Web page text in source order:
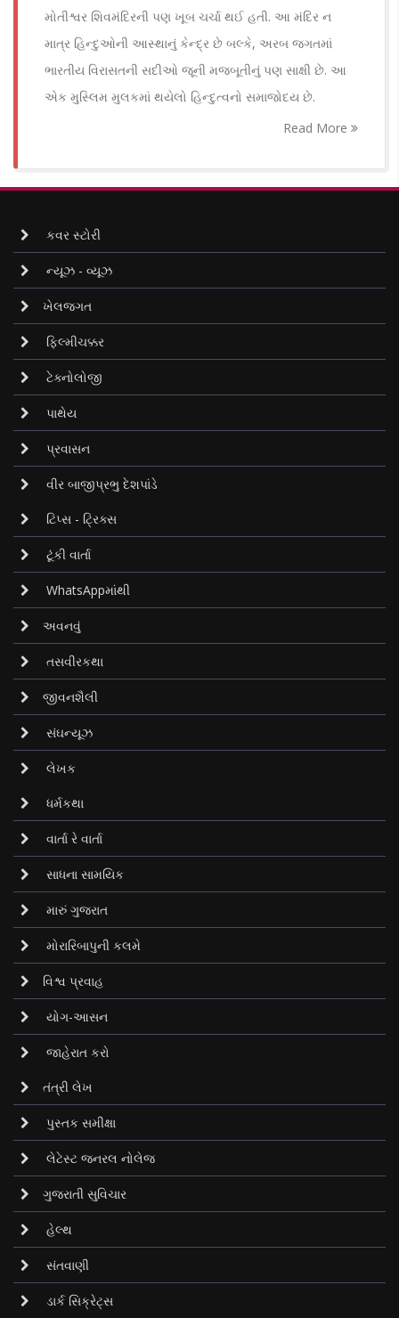
મોતીશ્વર શિવમંદિરની પણ ખૂબ ચર્ચા થઈ હતી. આ મંદિર ન
માત્ર હિન્દુઓની આસ્થાનું કેન્દ્ર છે બલ્કે, અરબ જગતમાં
ભારતીય વિરાસતની સદીઓ જૂની મજબૂતીનું પણ સાક્ષી છે. આ
એક મુસ્લિમ મુલકમાં થયેલો હિન્દુત્વનો સમાજોદય છે.
Read More
કવર સ્ટોરી
ન્યૂઝ - વ્યૂઝ
ખેલજગત
ફિલ્મીચક્કર
ટેક્નોલોજી
પાથેય
પ્રવાસન
વીર બાજીપ્રભુ દેશપાંડે
ટિપ્સ - ટ્રિક્સ
ટૂંકી વાર્તા
WhatsAppમાંથી
અવનવું
તસવીરકથા
જીવનશૈલી
સંઘન્યૂઝ
લેખક
ધર્મકથા
વાર્તા રે વાર્તા
સાધના સામયિક
મારું ગુજરાત
મોરારિબાપુની કલમે
વિશ્વ પ્રવાહ
યોગ-આસન
જાહેરાત કરો
તંત્રી લેખ
પુસ્તક સમીક્ષા
લેટેસ્ટ જનરલ નોલેજ
ગુજરાતી સુવિચાર
હેલ્થ
સંતવાણી
ડાર્ક સિક્રેટ્‌સ